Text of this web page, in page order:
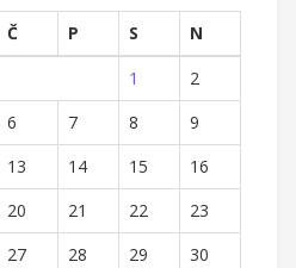
Č P S
N
1
2
6 7 8
9
13 14 15
16
20 21 22
23
27 28 29
30